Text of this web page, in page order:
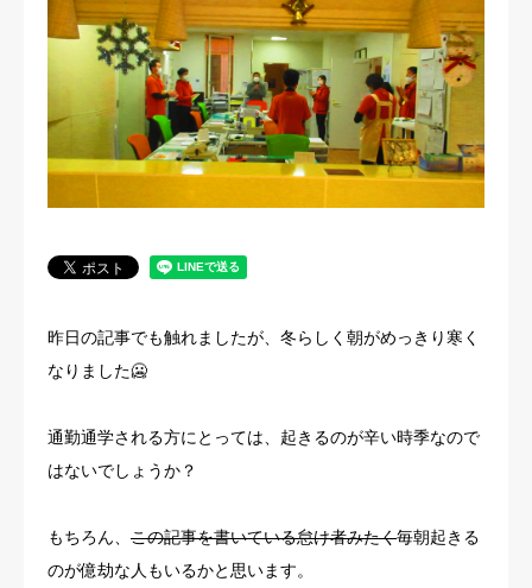
昨日の記事でも触れましたが、冬らしく朝がめっきり寒く
なりました🥶
通勤通学される方にとっては、起きるのが辛い時季なので
はないでしょうか？
もちろん、 この記事を書いている怠け者みたく毎朝起きる
のが億劫な人もいるかと思います。
パライソブログ
スタッフ紹介
法人概要